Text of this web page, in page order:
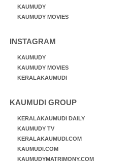
KAUMUDY
KAUMUDY MOVIES
INSTAGRAM
KAUMUDY
KAUMUDY MOVIES
KERALAKAUMUDI
KAUMUDI GROUP
KERALAKAUMUDI DAILY
KAUMUDY TV
KERALAKAUMUDI.COM
KAUMUDI.COM
KAUMUDYMATRIMONY.COM